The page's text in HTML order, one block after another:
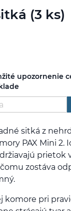
(3 ks)
upozornenie
sitká z
PAX Mini 2.
prietok
zostáva
komore pri